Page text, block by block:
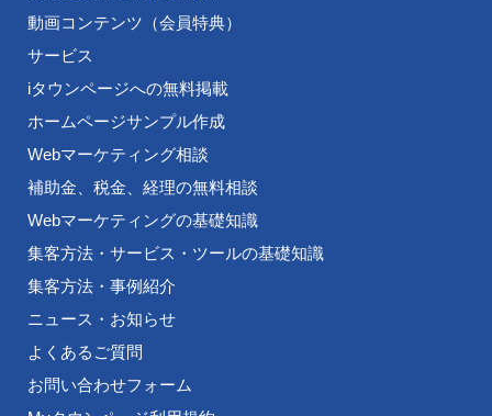
動画コンテンツ（会員特典）
サービス
iタウンページへの無料掲載
ホームページサンプル作成
Webマーケティング相談
補助金、税金、経理の無料相談
Webマーケティングの基礎知識
集客方法・サービス・ツールの基礎知識
集客方法・事例紹介
ニュース・お知らせ
よくあるご質問
お問い合わせフォーム